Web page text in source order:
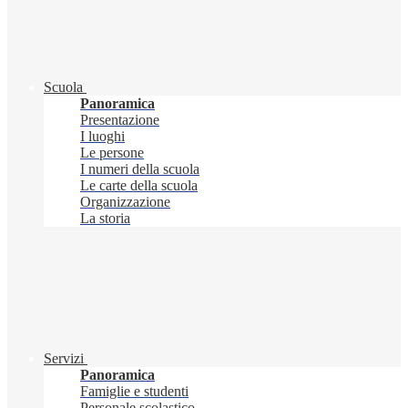
Scuola
Panoramica
Presentazione
I luoghi
Le persone
I numeri della scuola
Le carte della scuola
Organizzazione
La storia
Servizi
Panoramica
Famiglie e studenti